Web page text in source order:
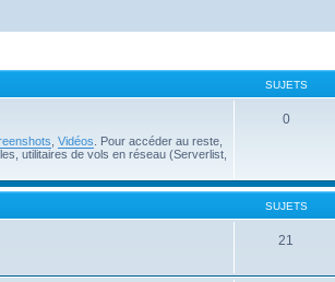
SUJETS
Vidéos . Pour accéder au reste,
utilitaires de vols en réseau (Serverlist,
0
SUJETS
21